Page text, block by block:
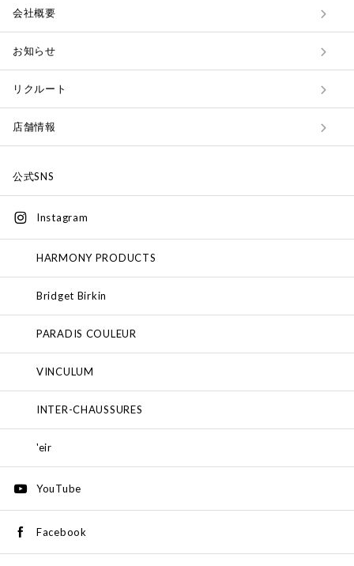
会社概要
お知らせ
リクルート
店舗情報
公式SNS
Instagram
HARMONY PRODUCTS
Bridget Birkin
PARADIS COULEUR
VINCULUM
INTER-CHAUSSURES
'eir
YouTube
Facebook